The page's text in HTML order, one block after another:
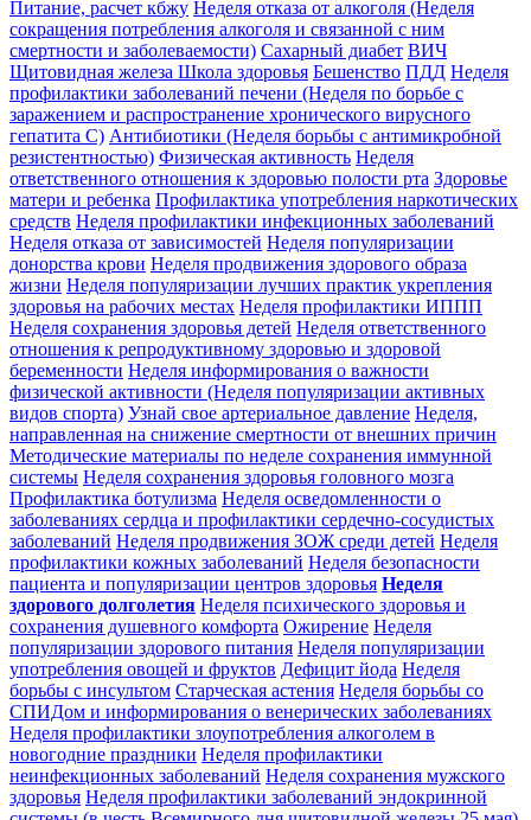
Питание, расчет кбжу Неделя отказа от алкоголя (Неделя
сокращения потребления алкоголя и связанной с ним
смертности и заболеваемости) Сахарный диабет ВИЧ
Щитовидная железа Школа здоровья Бешенство ПДД Неделя
профилактики заболеваний печени (Неделя по борьбе с
заражением и распространение хронического вирусного
гепатита С) Антибиотики (Неделя борьбы с антимикробной
резистентностью) Физическая активность Неделя
ответственного отношения к здоровью полости рта Здоровье
матери и ребенка Профилактика употребления наркотических
средств Неделя профилактики инфекционных заболеваний
Неделя отказа от зависимостей Неделя популяризации
донорства крови Неделя продвижения здорового образа
жизни Неделя популяризации лучших практик укрепления
здоровья на рабочих местах Неделя профилактики ИППП
Неделя сохранения здоровья детей Неделя ответственного
отношения к репродуктивному здоровью и здоровой
беременности Неделя информирования о важности
физической активности (Неделя популяризации активных
видов спорта) Узнай свое артериальное давление Неделя,
направленная на снижение смертности от внешних причин
Методические материалы по неделе сохранения иммунной
системы Неделя сохранения здоровья головного мозга
Профилактика ботулизма Неделя осведомленности о
заболеваниях сердца и профилактики сердечно-сосудистых
заболеваний Неделя продвижения ЗОЖ среди детей Неделя
профилактики кожных заболеваний Неделя безопасности
пациента и популяризации центров здоровья Неделя
здорового долголетия Неделя психического здоровья и
сохранения душевного комфорта Ожирение Неделя
популяризации здорового питания Неделя популяризации
употребления овощей и фруктов Дефицит йода Неделя
борьбы с инсультом Старческая астения Неделя борьбы со
СПИДом и информирования о венерических заболеваниях
Неделя профилактики злоупотребления алкоголем в
новогодние праздники Неделя профилактики
неинфекционных заболеваний Неделя сохранения мужского
здоровья Неделя профилактики заболеваний эндокринной